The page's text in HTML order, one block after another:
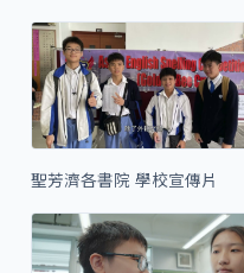
聖芳濟各書院 學校宣傳片